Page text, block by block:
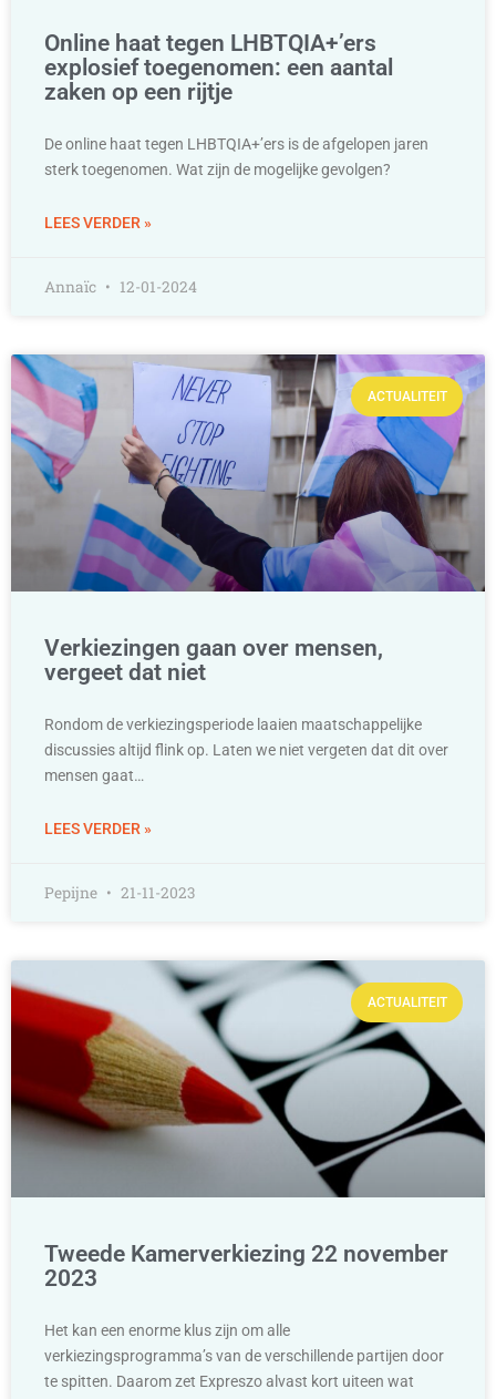
Online haat tegen LHBTQIA+’ers
explosief toegenomen: een aantal
zaken op een rijtje
De online haat tegen LHBTQIA+’ers is de afgelopen jaren
sterk toegenomen. Wat zijn de mogelijke gevolgen?
LEES VERDER »
Annaïc 12-01-2024
ACTUALITEIT
Verkiezingen gaan over mensen,
vergeet dat niet
Rondom de verkiezingsperiode laaien maatschappelijke
discussies altijd flink op. Laten we niet vergeten dat dit over
mensen gaat…
LEES VERDER »
Pepijne 21-11-2023
ACTUALITEIT
Tweede Kamerverkiezing 22 november
2023
Het kan een enorme klus zijn om alle
verkiezingsprogramma’s van de verschillende partijen door
te spitten. Daarom zet Expreszo alvast kort uiteen wat